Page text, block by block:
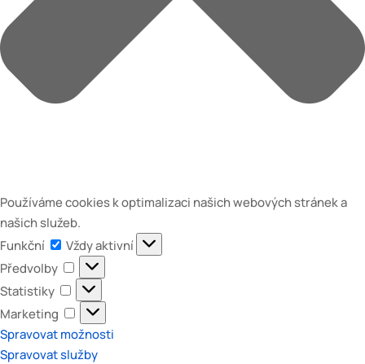
Používáme cookies k optimalizaci našich webových stránek a
našich služeb.
Funkční
Funkční
Vždy aktivní
Předvolby
Předvolby
Statistiky
Statistiky
Marketing
Marketing
Spravovat možnosti
Spravovat služby